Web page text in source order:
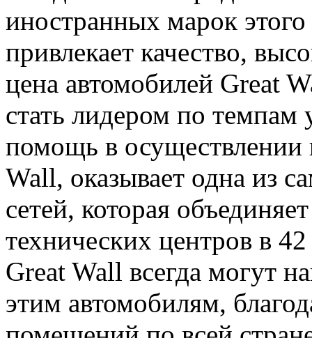
иностранных марок
привлекает качество,
цена автомобилей Great
стать лидером по
помощь в осуществлении
Wall, оказывает одна из
сетей, которая
технических центров в
Great Wall всегда могут
этим автомобилям,